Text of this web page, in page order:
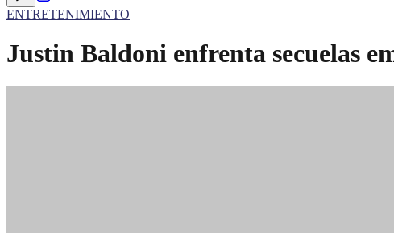
ENTRETENIMIENTO
Justin Baldoni enfrenta secuelas